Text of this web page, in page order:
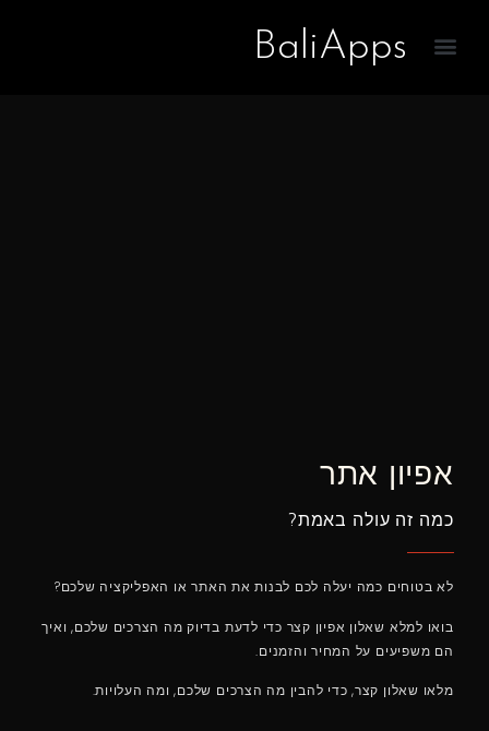
BaliApps
אפיון אתר
כמה זה עולה באמת?
לא בטוחים כמה יעלה לכם לבנות את האתר או האפליקציה שלכם?
בואו למלא שאלון אפיון קצר כדי לדעת בדיוק מה הצרכים שלכם, ואיך
הם משפיעים על המחיר והזמנים.
מלאו שאלון קצר, כדי להבין מה הצרכים שלכם, ומה העלויות.